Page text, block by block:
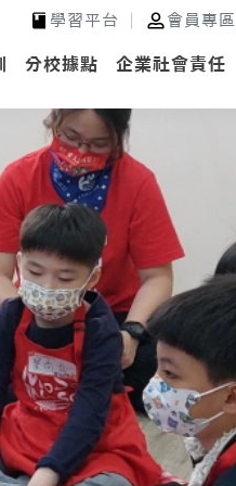
學習平台 會員專區
分校據點 企業社會責任